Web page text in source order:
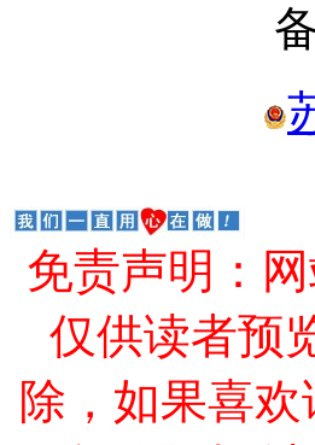
免责声明：
仅供读者预
除，如果喜